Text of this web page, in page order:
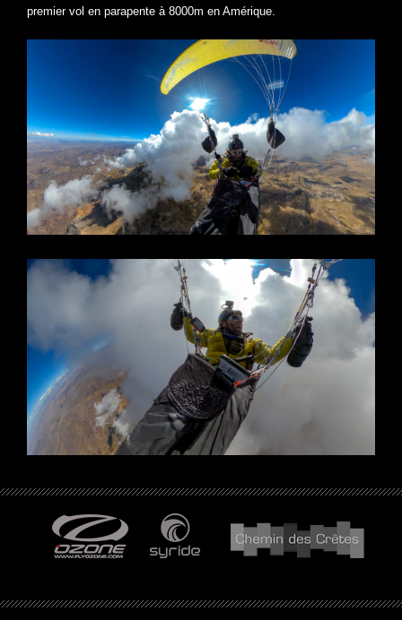
premier vol en parapente à 8000m en Amérique.